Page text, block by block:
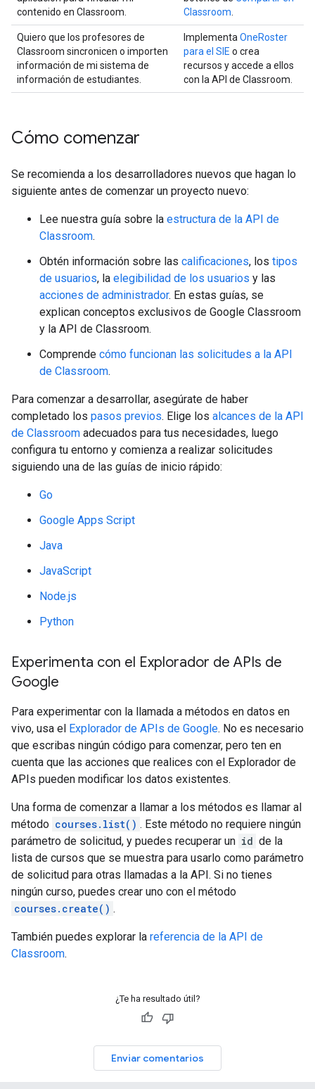
contenido en Classroom.
Classroom
Quiero que los profesores de
Classroom sincronicen o importen
información de mi sistema de
información de estudiantes.
Implementa OneRoster
para el SIE o crea
recursos y accede a ellos
con la API de Classroom.
Cómo comenzar
Se recomienda a los desarrolladores nuevos que hagan lo
siguiente antes de comenzar un proyecto nuevo:
Lee nuestra guía sobre la estructura de la API de
Classroom.
Obtén información sobre las calificaciones, los tipos
de usuarios, la elegibilidad de los usuarios y las
acciones de administrador. En estas guías, se
explican conceptos exclusivos de Google Classroom
y la API de Classroom.
Comprende cómo funcionan las solicitudes a la API
de Classroom.
Para comenzar a desarrollar, asegúrate de haber
completado los pasos previos. Elige los alcances de la API
de Classroom adecuados para tus necesidades, luego
configura tu entorno y comienza a realizar solicitudes
siguiendo una de las guías de inicio rápido:
Go
Google Apps Script
Java
JavaScript
Node.js
Python
Experimenta con el Explorador de APIs de
Google
Para experimentar con la llamada a métodos en datos en
vivo, usa el Explorador de APIs de Google. No es necesario
que escribas ningún código para comenzar, pero ten en
cuenta que las acciones que realices con el Explorador de
APIs pueden modificar los datos existentes.
Una forma de comenzar a llamar a los métodos es llamar al
método courses.list() . Este método no requiere ningún
parámetro de solicitud, y puedes recuperar un id de la
lista de cursos que se muestra para usarlo como parámetro
de solicitud para otras llamadas a la API. Si no tienes
ningún curso, puedes crear uno con el método
courses.create() .
También puedes explorar la referencia de la API de
Classroom.
¿Te ha resultado útil?
Enviar comentarios